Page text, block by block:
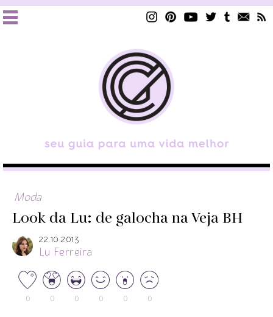
Moda
Look da Lu: de galocha na Veja BH
22.10.2013
Lu Ferreira
0 0 0 0 0 0